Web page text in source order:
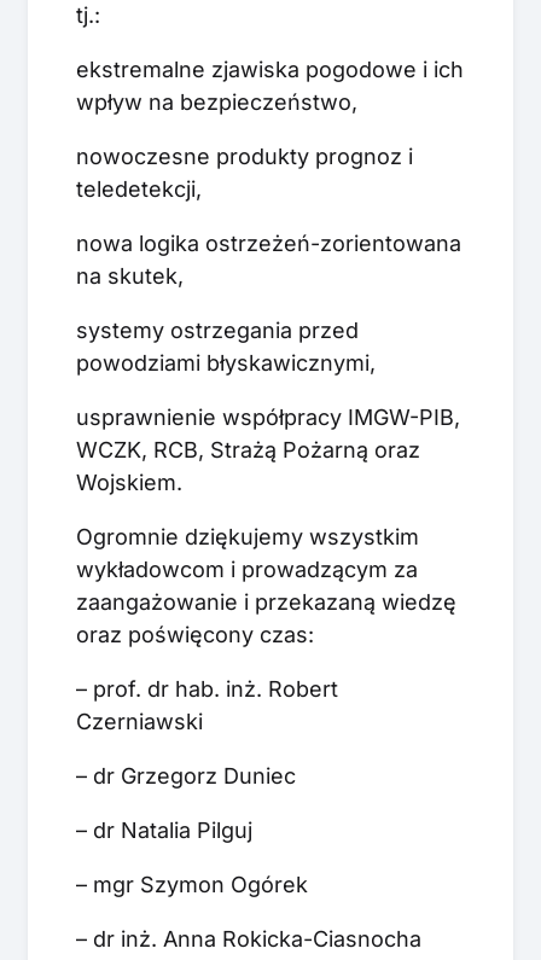
tj.:
ekstremalne zjawiska pogodowe i ich
wpływ na bezpieczeństwo,
nowoczesne produkty prognoz i
teledetekcji,
nowa logika ostrzeżeń-zorientowana
na skutek,
systemy ostrzegania przed
powodziami błyskawicznymi,
usprawnienie współpracy IMGW-PIB,
WCZK, RCB, Strażą Pożarną oraz
Wojskiem.
Ogromnie dziękujemy wszystkim
wykładowcom i prowadzącym za
zaangażowanie i przekazaną wiedzę
oraz poświęcony czas:
– prof. dr hab. inż. Robert
Czerniawski
– dr Grzegorz Duniec
– dr Natalia Pilguj
– mgr Szymon Ogórek
– dr inż. Anna Rokicka-Ciasnocha